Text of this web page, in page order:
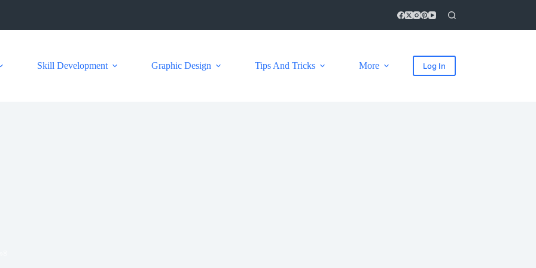
Skill Development Graphic Design Tips And Tricks More Log In